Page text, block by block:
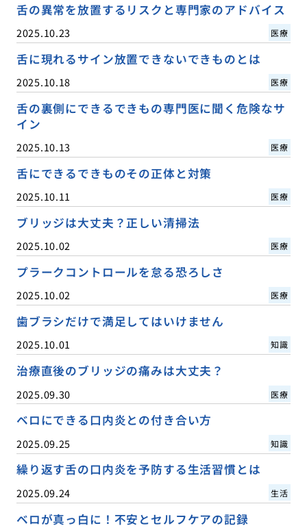
舌の異常を放置するリスクと専門家のアドバイス
2025.10.23 医療
舌に現れるサイン放置できないできものとは
2025.10.18 医療
舌の裏側にできるできもの専門医に聞く危険なサ
イン
2025.10.13 医療
舌にできるできものその正体と対策
2025.10.11 医療
ブリッジは大丈夫？正しい清掃法
2025.10.02 医療
プラークコントロールを怠る恐ろしさ
2025.10.02 医療
歯ブラシだけで満足してはいけません
2025.10.01 知識
治療直後のブリッジの痛みは大丈夫？
2025.09.30 医療
ベロにできる口内炎との付き合い方
2025.09.25 知識
繰り返す舌の口内炎を予防する生活習慣とは
2025.09.24 生活
ベロが真っ白に！不安とセルフケアの記録